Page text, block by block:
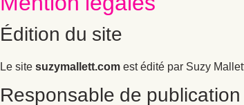
Édition du site
Le sitesuzymallett.comest édité par Suzy